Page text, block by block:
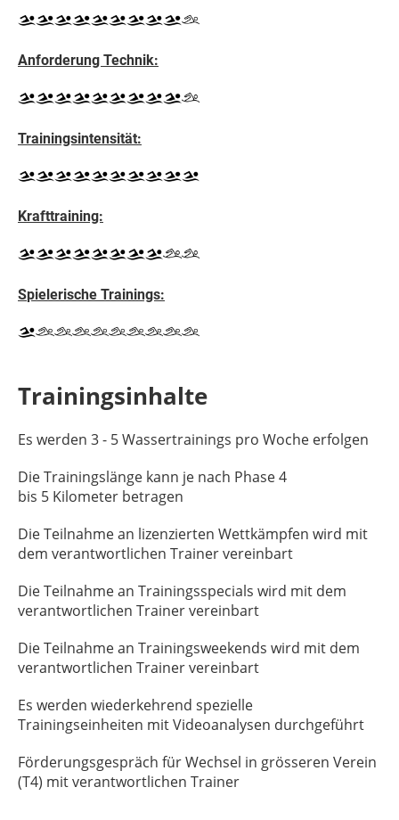
Anforderung Technik:
Trainingsintensität:
Krafttraining:
Spielerische Trainings:
Trainingsinhalte
Es werden 3 - 5 Wassertrainings pro Woche erfolgen
Die Trainingslänge kann je nach Phase 4
bis 5 Kilometer betragen
Die Teilnahme an lizenzierten Wettkämpfen wird mit
dem verantwortlichen Trainer vereinbart
Die Teilnahme an Trainingsspecials wird mit dem
verantwortlichen Trainer vereinbart
Die Teilnahme an Trainingsweekends wird mit dem
verantwortlichen Trainer vereinbart
Es werden wiederkehrend spezielle
Trainingseinheiten mit Videoanalysen durchgeführt
Förderungsgespräch für Wechsel in grösseren Verein
(T4) mit verantwortlichen Trainer